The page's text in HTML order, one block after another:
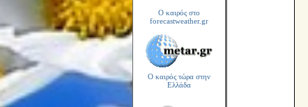
Ο καιρός στο
forecastweather.gr
Ο καιρός τώρα στην
Ελλάδα